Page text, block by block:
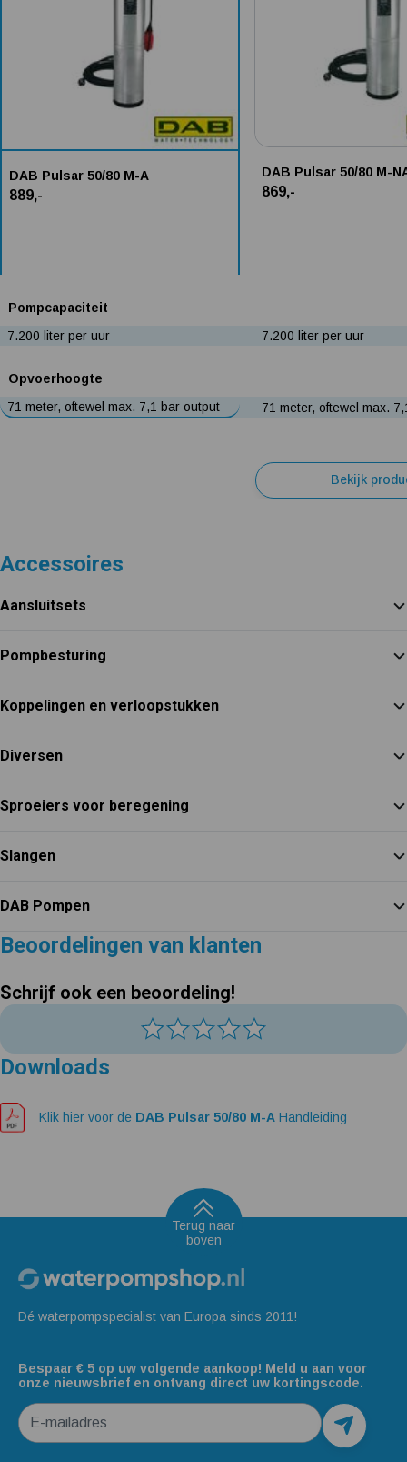
DAB Pulsar 50/80 M-A
889,-
DAB Pulsar 50/80 M-
869,-
Pompcapaciteit
7.200 liter per uur
7.200 liter per uur
Opvoerhoogte
71 meter, oftewel max. 7,1 bar output
71 meter, oftewel max.
Bekijk
Accessoires
Aansluitsets
Pompbesturing
Koppelingen en verloopstukken
Diversen
Sproeiers voor beregening
Slangen
DAB Pompen
Beoordelingen van klanten
Schrijf ook een beoordeling!
Downloads
Klik hier voor de DAB Pulsar 50/80 M-A Handleiding
Terug naar
boven
Dé waterpompspecialist van Europa sinds 2011!
Bespaar € 5 op uw volgende aankoop! Meld u aan voor
onze nieuwsbrief en ontvang direct uw kortingscode.
E-mailadres